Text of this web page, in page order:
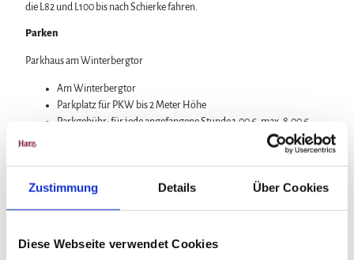
Zustimmung Details Über Cookies
Diese Webseite verwendet Cookies
die L82 und L100 bis nach Schierke fahren.
Parken
Parkhaus am Winterbergtor
Am Winterbergtor
Parkplatz für PKW bis 2 Meter Höhe
Parkgebühr: für jede angefangene Stunde 1,00 €, max. 8,00 €
Parkplatz ist in 3 Bereiche unterteilt: